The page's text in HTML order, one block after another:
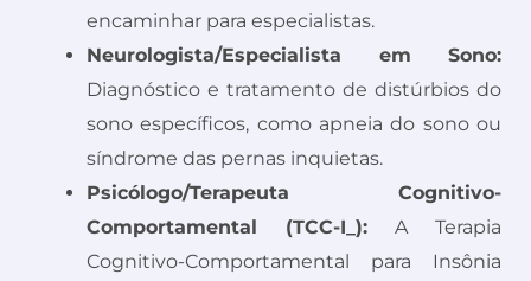
encaminhar para especialistas.
Neurologista/Especialista em Sono:
Diagnóstico e tratamento de distúrbios do
sono específicos, como apneia do sono ou
síndrome das pernas inquietas.
Psicólogo/Terapeuta Cognitivo-
Comportamental (TCC-I_): A Terapia
Cognitivo-Comportamental para Insônia